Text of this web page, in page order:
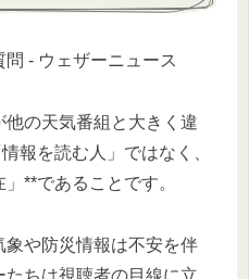
の天気番組と大きく違
報を読む人」ではなく、
**であることです。
や防災情報は不安を伴
たちは視聴者の目線に立